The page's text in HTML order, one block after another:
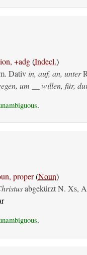
+adg(Indecl.)
Dativ in, auf, an, unter
um __ willen, für,
.
proper(Noun)
abgekürzt N. Xs,
.